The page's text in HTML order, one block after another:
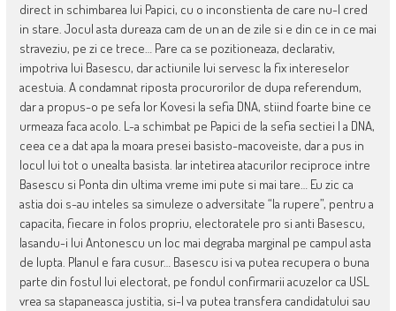
direct in schimbarea lui Papici, cu o inconstienta de care nu-l cred
in stare. Jocul asta dureaza cam de un an de zile si e din ce in ce mai
straveziu, pe zi ce trece… Pare ca se pozitioneaza, declarativ,
impotriva lui Basescu, dar actiunile lui servesc la fix intereselor
acestuia. A condamnat riposta procurorilor de dupa referendum,
dar a propus-o pe sefa lor Kovesi la sefia DNA, stiind foarte bine ce
urmeaza faca acolo. L-a schimbat pe Papici de la sefia sectiei I a DNA,
ceea ce a dat apa la moara presei basisto-macoveiste, dar a pus in
locul lui tot o unealta basista. Iar intetirea atacurilor reciproce intre
Basescu si Ponta din ultima vreme imi pute si mai tare… Eu zic ca
astia doi s-au inteles sa simuleze o adversitate “la rupere”, pentru a
capacita, fiecare in folos propriu, electoratele pro si anti Basescu,
lasandu-i lui Antonescu un loc mai degraba marginal pe campul asta
de lupta. Planul e fara cusur… Basescu isi va putea recupera o buna
parte din fostul lui electorat, pe fondul confirmarii acuzelor ca USL
vrea sa stapaneasca justitia, si-l va putea transfera candidatului sau